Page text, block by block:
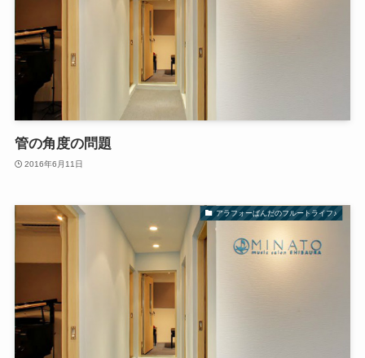
管の角度の問題
2016年6月11日
アラフォーぱんだのフルートライフ♪